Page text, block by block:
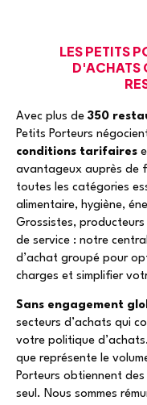
LES PETITS
D'ACHATS
Avec plus de 350
Petits Porteurs
conditions tarifaires
avantageux auprès de
toutes les catégories
alimentaire, hygiène,
Grossistes,
de service : notre
d’achat groupé pour
charges et simplifier
Sans engagement
secteurs d’achats qui
votre politique
que représente le
Porteurs obtiennent
seul. Nous sommes